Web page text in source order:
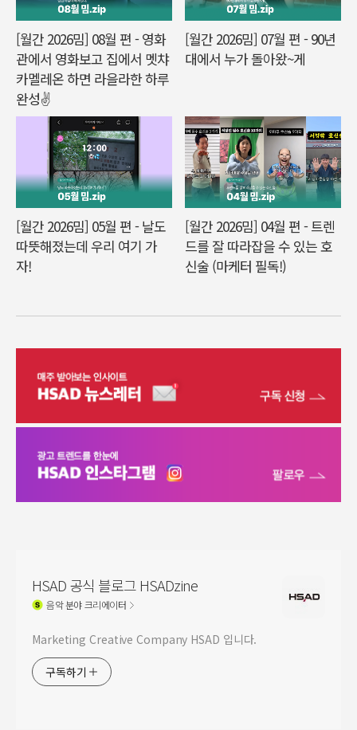
[월간 2026밈] 08월 편 - 영화
관에서 영화보고 집에서 멧챠
카멜레온 하면 라을라한 하루
완성✌️
[월간 2026밈] 07월 편 - 90년
대에서 누가 돌아왔~게
[월간 2026밈] 05월 편 - 날도
따뜻해졌는데 우리 여기 가
자!
[월간 2026밈] 04월 편 - 트렌
드를 잘 따라잡을 수 있는 호
신술 (마케터 필독!)
HSAD 공식 블로그 HSADzine
음악분야 크리에이터
Marketing Creative Company HSAD 입니다.
구독하기